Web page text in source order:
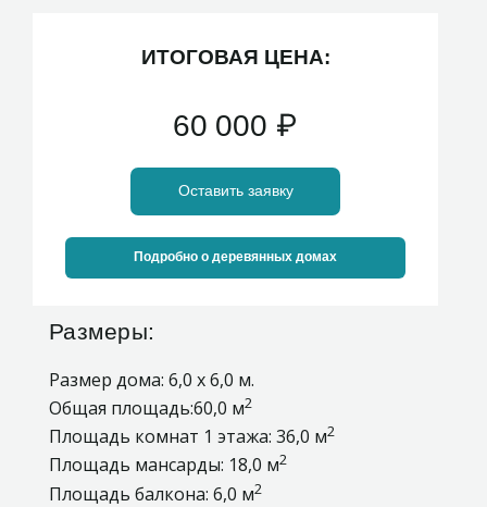
ИТОГОВАЯ ЦЕНА:
60 000 ₽
Оставить заявку
Подробно о деревянных домах
Размеры:
Размер дома: 6,0 х 6,0 м.
Общая площадь:60,0 м2
Площадь комнат 1 этажа: 36,0 м2
Площадь мансарды: 18,0 м2
Площадь балкона: 6,0 м2